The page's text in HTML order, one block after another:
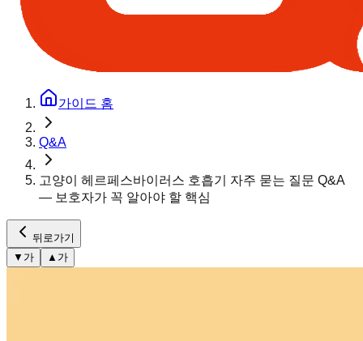
가이드 홈
Q&A
고양이 헤르페스바이러스 호흡기 자주 묻는 질문 Q&A
— 보호자가 꼭 알아야 할 핵심
뒤로가기
▼ 가 ▲ 가